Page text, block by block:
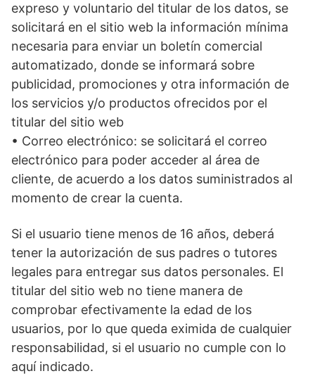
expreso y voluntario del titular de los datos, se
solicitará en el sitio web la información mínima
necesaria para enviar un boletín comercial
automatizado, donde se informará sobre
publicidad, promociones y otra información de
los servicios y/o productos ofrecidos por el
titular del sitio web
• Correo electrónico: se solicitará el correo
electrónico para poder acceder al área de
cliente, de acuerdo a los datos suministrados al
momento de crear la cuenta.
Si el usuario tiene menos de 16 años, deberá
tener la autorización de sus padres o tutores
legales para entregar sus datos personales. El
titular del sitio web no tiene manera de
comprobar efectivamente la edad de los
usuarios, por lo que queda eximida de cualquier
responsabilidad, si el usuario no cumple con lo
aquí indicado.